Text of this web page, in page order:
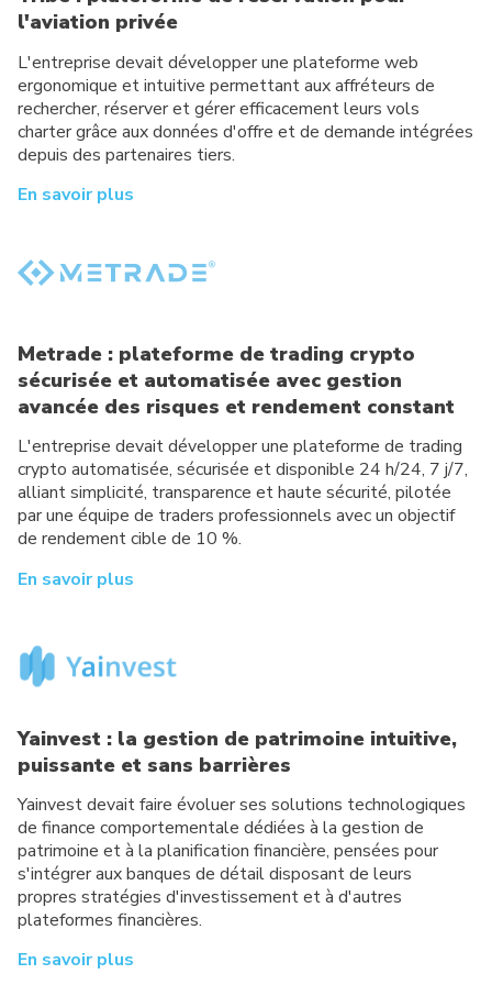
l'aviation privée
L'entreprise devait développer une plateforme web
ergonomique et intuitive permettant aux affréteurs de
rechercher, réserver et gérer efficacement leurs vols
charter grâce aux données d'offre et de demande intégrées
depuis des partenaires tiers.
En savoir plus
Metrade : plateforme de trading crypto
sécurisée et automatisée avec gestion
avancée des risques et rendement constant
L'entreprise devait développer une plateforme de trading
crypto automatisée, sécurisée et disponible 24 h/24, 7 j/7,
alliant simplicité, transparence et haute sécurité, pilotée
par une équipe de traders professionnels avec un objectif
de rendement cible de 10 %.
En savoir plus
Yainvest : la gestion de patrimoine intuitive,
puissante et sans barrières
Yainvest devait faire évoluer ses solutions technologiques
de finance comportementale dédiées à la gestion de
patrimoine et à la planification financière, pensées pour
s'intégrer aux banques de détail disposant de leurs
propres stratégies d'investissement et à d'autres
plateformes financières.
En savoir plus